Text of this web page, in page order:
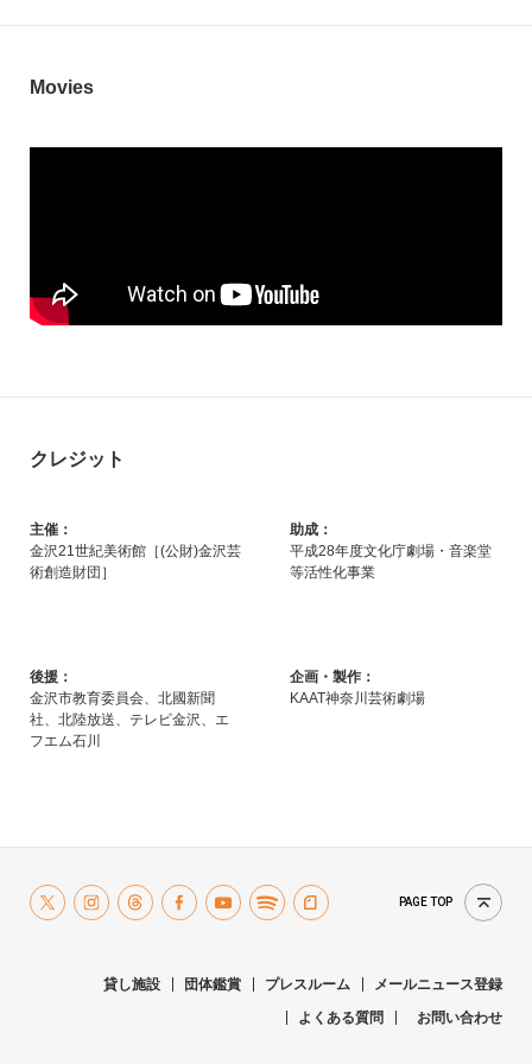
Movies
クレジット
主催：
金沢21世紀美術館［(公財)金沢芸
術創造財団］
助成：
平成28年度文化庁劇場・音楽堂
等活性化事業
後援：
金沢市教育委員会、北國新聞
社、北陸放送、テレビ金沢、エ
フエム石川
企画・製作：
KAAT神奈川芸術劇場
PAGE TOP
貸し施設 団体鑑賞 プレスルーム
メールニュース登録
よくある質問
お問い合わせ